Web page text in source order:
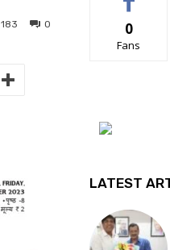
0
183 0
Fans
LATEST